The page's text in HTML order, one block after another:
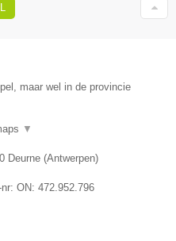
maar wel in de provincie
▼
Deurne (Antwerpen)
nr: ON: 472.952.796